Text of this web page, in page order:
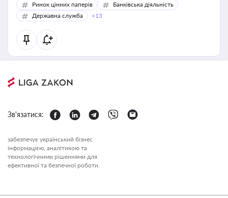
Ринок цінних паперів
Банківська діяльність
Державна служба
+13
Зв'язатися:
забезпечує український бізнес
інформацією, аналітикою та
технологічними рішеннями для
ефективної та безпечної роботи.